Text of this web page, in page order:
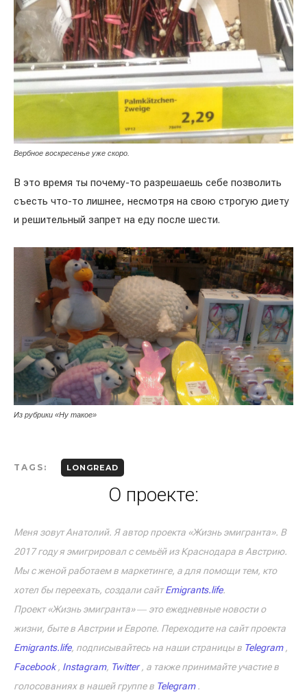
Вербное воскресенье уже скоро.
В это время ты почему-то разрешаешь себе позволить
съесть что-то лишнее, несмотря на свою строгую диету
и решительный запрет на еду после шести.
Из рубрики «Ну такое»
TAGS: LONGREAD
О проекте:
Меня зовут Анатолий. Я автор проекта «Жизнь эмигранта». В
2017 году я эмигрировал с семьёй из Краснодара в Австрию.
Мы с женой работаем в маркетинге, а для помощи тем, кто
хотел бы переехать, создали сайтEmigrants.life.
Проект «Жизнь эмигранта» ― это ежедневные новости о
жизни, быте в Австрии и Европе. Переходите на сайт проекта
Emigrants.life, подписывайтесь на наши страницы в Telegram,
Facebook, Instagram, Twitter, а также принимайте участие в
голосованиях в нашей группе в Telegram.